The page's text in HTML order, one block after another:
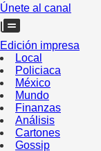
Únete al canal
Edición impresa
Local
Policiaca
México
Mundo
Finanzas
Análisis
Cartones
Gossip